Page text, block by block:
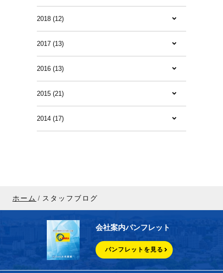
2018 (12)
2017 (13)
2016 (13)
2015 (21)
2014 (17)
ホーム スタッフブログ
会社案内パンフレット
パンフレットを見る